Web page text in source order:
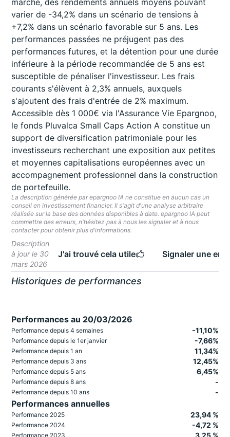
marché, des rendements annuels moyens pouvant
varier de -34,2% dans un scénario de tensions à
+7,2% dans un scénario favorable sur 5 ans. Les
performances passées ne préjugent pas des
performances futures, et la détention pour une durée
inférieure à la période recommandée de 5 ans est
susceptible de pénaliser l'investisseur. Les frais
courants s'élèvent à 2,3% annuels, auxquels
s'ajoutent des frais d'entrée de 2% maximum.
Accessible dès 1 000€ via l'Assurance Vie Epargnoo,
le fonds Pluvalca Small Caps Action A constitue un
support de diversification patrimoniale pour les
investisseurs recherchant une exposition aux petites
et moyennes capitalisations européennes avec un
accompagnement professionnel dans la construction
de portefeuille.
La description générée par epargnoo IA ne constitue en aucun cas un
conseil en investissement financier. Il s'agit d'une analyse arbitraire
réalisée sur la base des données disponibles à date. epargnoo IA peut
commettre des erreurs, n'hésitez pas à nous les signaler et à nous
contacter pour obtenir plus d'informations.
Description
à jour le 30
mars 2026
J'ai trouvé cela utile Signaler une
Historiques de performances
Performances au 20/03/2026
Performance depuis 4 semaines -11,10%
Performance depuis le 1er janvier -7,66%
Performance depuis 1 an 11,34%
Performance depuis 3 ans 12,45%
Performance depuis 5 ans 6,45%
Performance depuis 8 ans -
Performance depuis 10 ans -
Performances annuelles
Performance 2025 23,94 %
Performance 2024 -4,72 %
Performance 2023